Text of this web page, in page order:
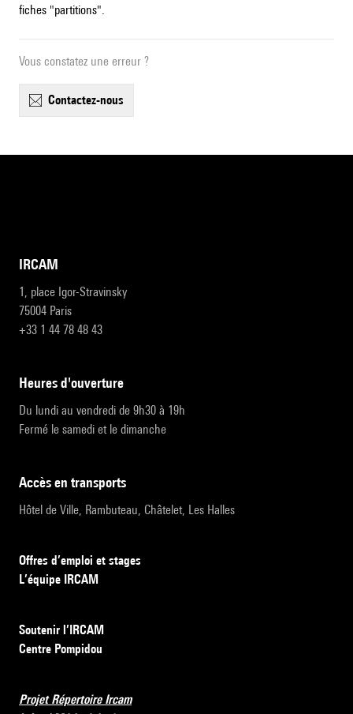
fiches "partitions".
Vous constatez une erreur ?
contactez-nous
IRCAM
1, place Igor-Stravinsky
75004 Paris
+33 1 44 78 48 43
heures d'ouverture
Du lundi au vendredi de 9h30 à 19h
Fermé le samedi et le dimanche
accès en transports
Hôtel de Ville, Rambuteau, Châtelet, Les Halles
Offres d’emploi et stages
L’équipe IRCAM
Soutenir l’IRCAM
Centre Pompidou
Projet Répertoire Ircam